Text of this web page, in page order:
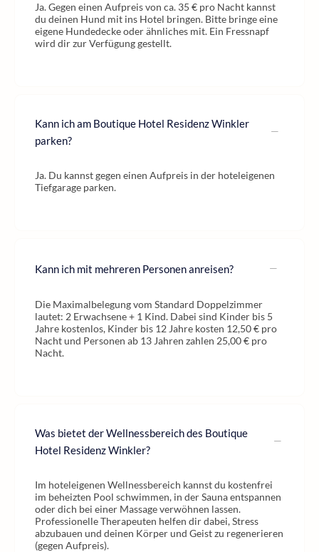
Ja. Gegen einen Aufpreis von ca. 35 € pro Nacht kannst
du deinen Hund mit ins Hotel bringen. Bitte bringe eine
eigene Hundedecke oder ähnliches mit. Ein Fressnapf
wird dir zur Verfügung gestellt.
Kann ich am Boutique Hotel Residenz Winkler
parken?
Ja. Du kannst gegen einen Aufpreis in der hoteleigenen
Tiefgarage parken.
Kann ich mit mehreren Personen anreisen?
Die Maximalbelegung vom Standard Doppelzimmer
lautet: 2 Erwachsene + 1 Kind. Dabei sind Kinder bis 5
Jahre kostenlos, Kinder bis 12 Jahre kosten 12,50 € pro
Nacht und Personen ab 13 Jahren zahlen 25,00 € pro
Nacht.
Was bietet der Wellnessbereich des Boutique
Hotel Residenz Winkler?
Im hoteleigenen Wellnessbereich kannst du kostenfrei
im beheizten Pool schwimmen, in der Sauna entspannen
oder dich bei einer Massage verwöhnen lassen.
Professionelle Therapeuten helfen dir dabei, Stress
abzubauen und deinen Körper und Geist zu regenerieren
(gegen Aufpreis).